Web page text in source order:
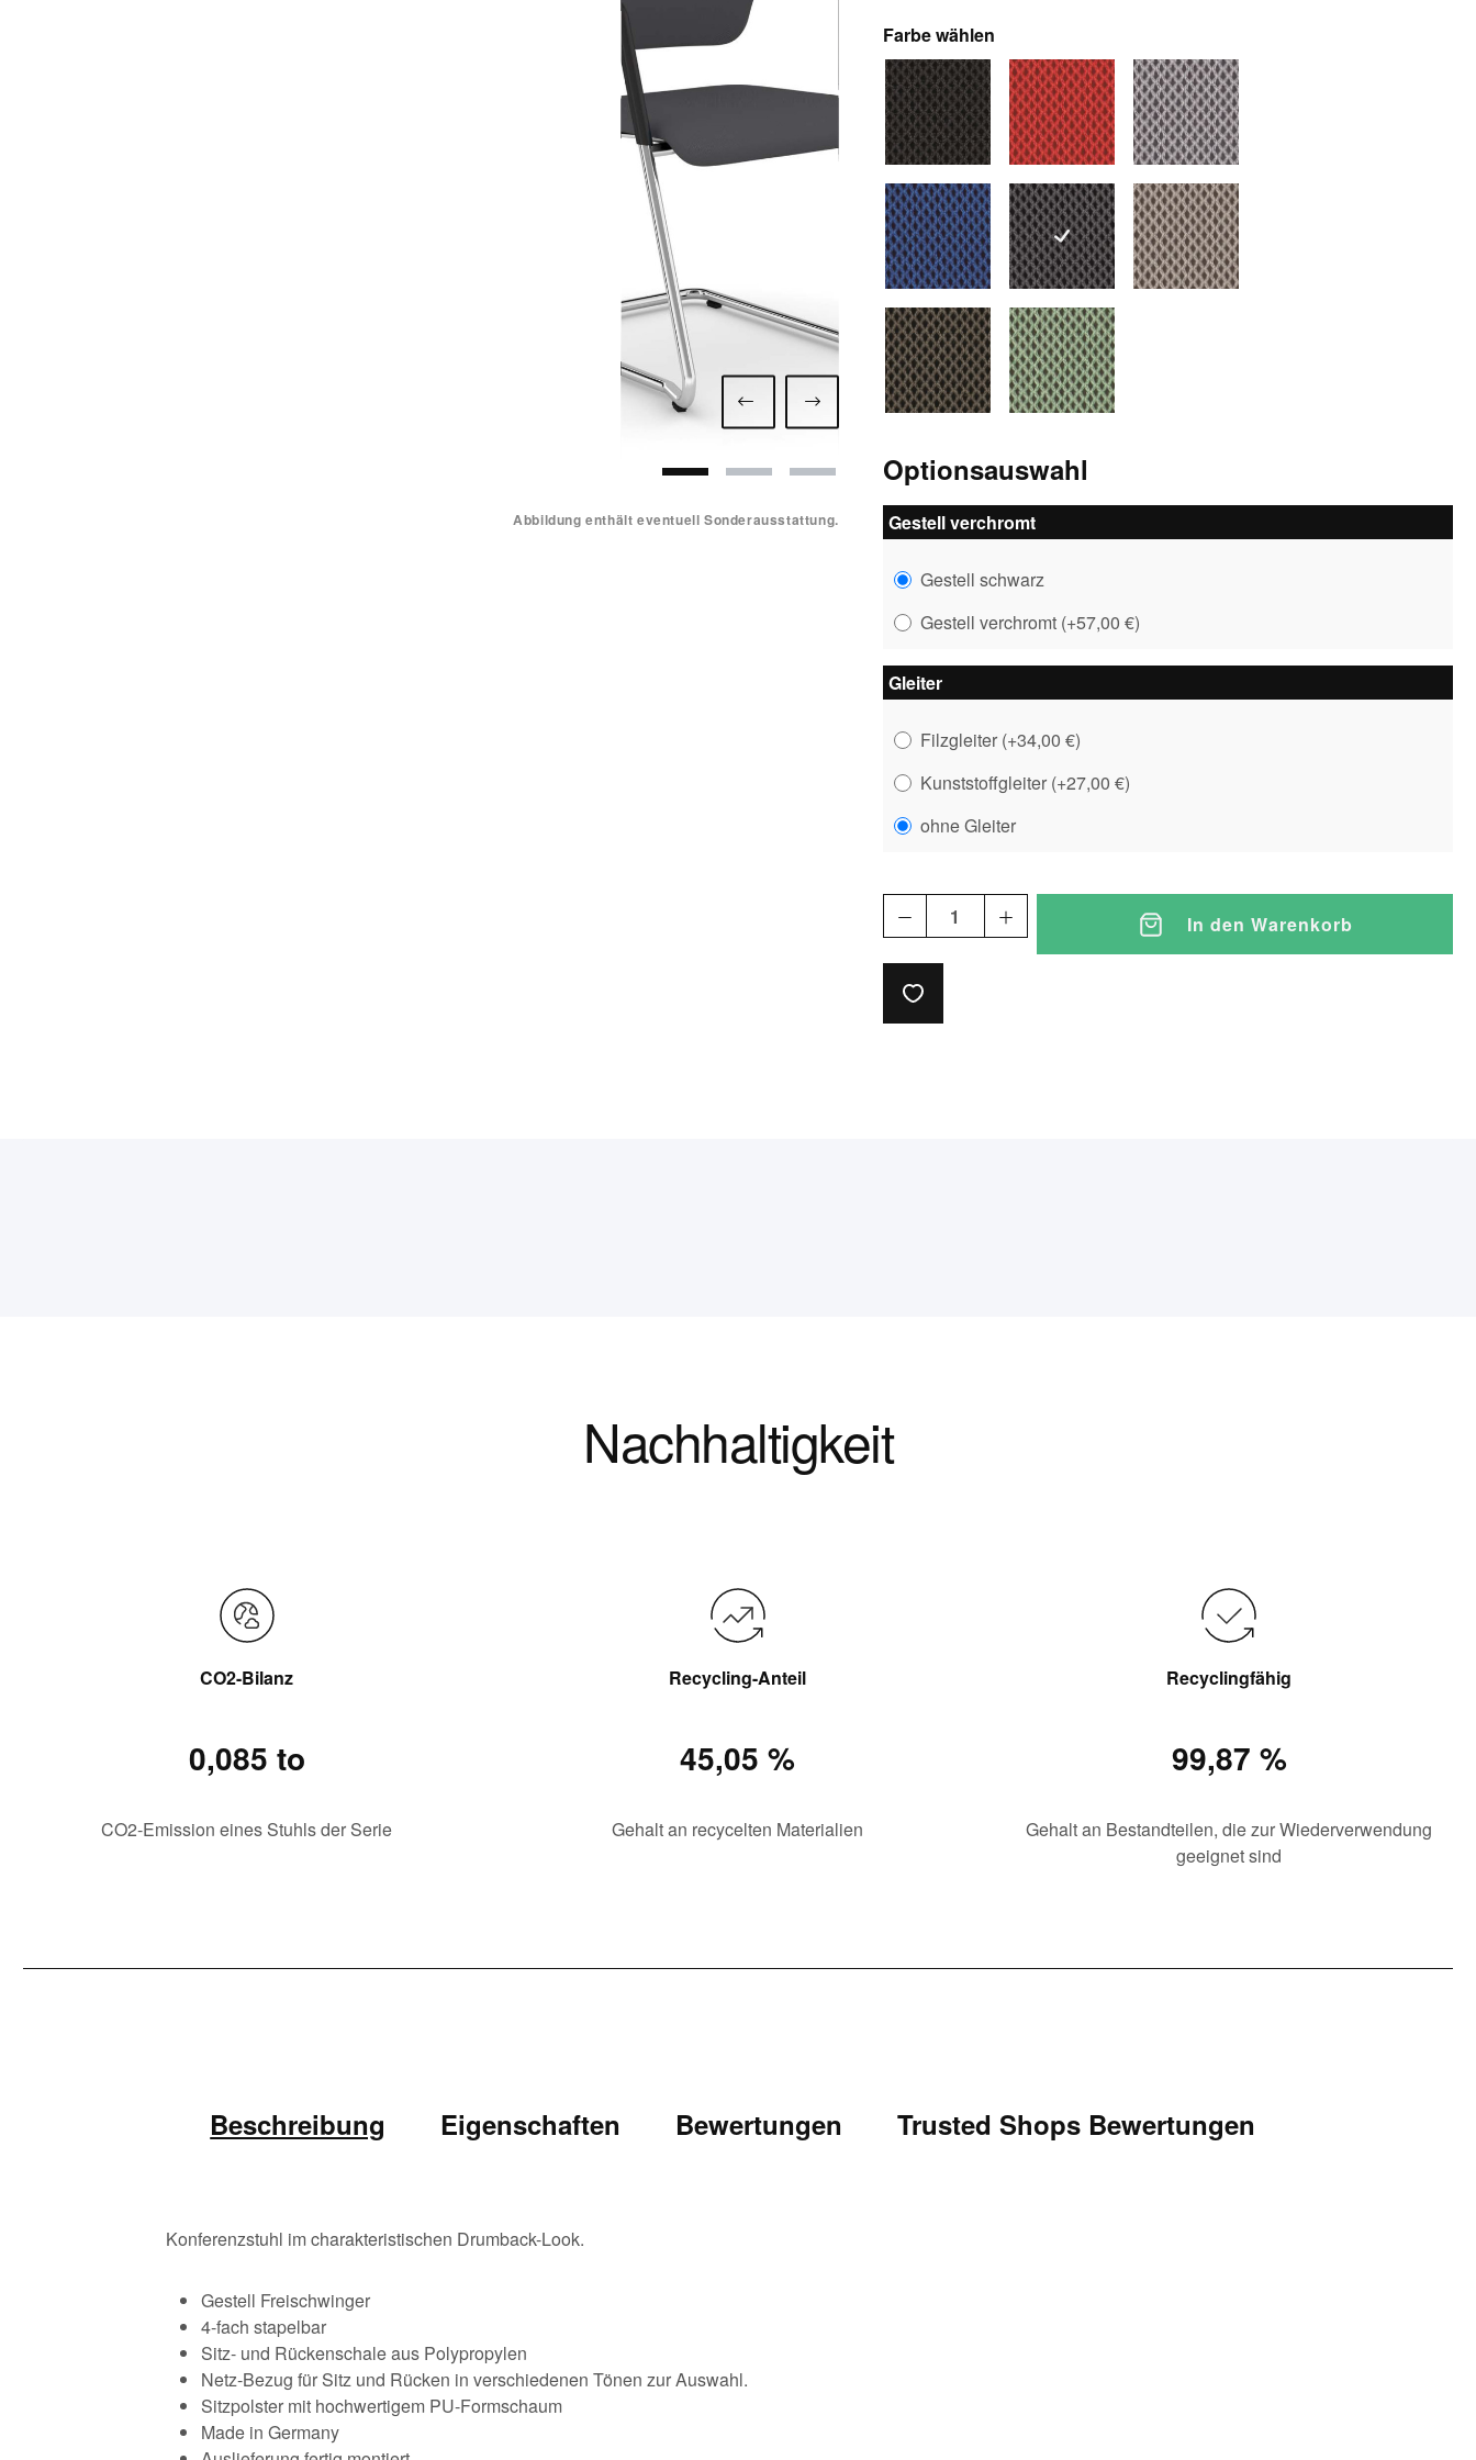
Abbildung enthält eventuell Sonderausstattung.
Farbe wählenauswählen
7260 schwarz 7261 rot 7263 silbergrau
7265 blau 7266 anthrazit 7270 grau
7271 braun-grau7272 grau-grün
Optionsauswahl
Gestell verchromt
Gestell schwarz
Gestell verchromt (+57,00 €)
Gleiter
Filzgleiter (+34,00 €)
Kunststoffgleiter (+27,00 €)
ohne Gleiter
In den Warenkorb
Nachhaltigkeit
CO2-Bilanz
0,085 to
CO2-Emission eines Stuhls der Serie
Recycling-Anteil
45,05 %
Gehalt an recycelten Materialien
Recyclingfähig
99,87 %
Gehalt an Bestandteilen, die zur Wiederverwendung
geeignet sind
Beschreibung Eigenschaften Bewertungen Trusted Shops Bewertungen
Konferenzstuhl im charakteristischen Drumback-Look.
Gestell Freischwinger
4-fach stapelbar
Sitz- und Rückenschale aus Polypropylen
Netz-Bezug für Sitz und Rücken in verschiedenen Tönen zur Auswahl.
Sitzpolster mit hochwertigem PU-Formschaum
Made in Germany